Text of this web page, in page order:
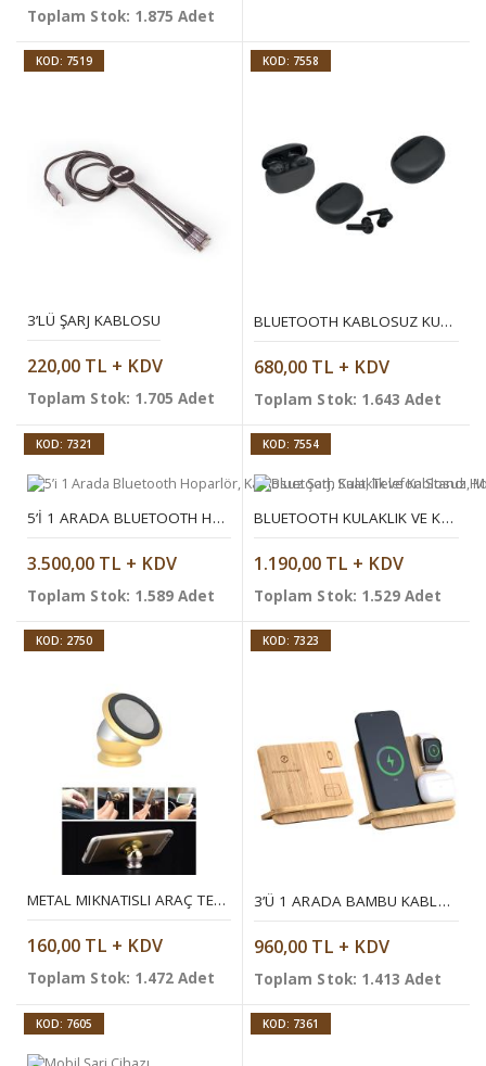
Toplam Stok: 1.875 Adet
KOD: 7519
3’LÜ ŞARJ KABLOSU
220,00 TL + KDV
Toplam Stok: 1.705 Adet
KOD: 7558
BLUETOOTH KABLOSUZ KULAKLIK
680,00 TL + KDV
Toplam Stok: 1.643 Adet
KOD: 7321
5’I 1 ARADA BLUETOOTH HOPARLÖR, KABLOSUZ ŞARJ, SAAT, TELEFON STANDI, MASA LAMBASI
3.500,00 TL + KDV
Toplam Stok: 1.589 Adet
KOD: 7554
BLUETOOTH KULAKLIK VE KABLOSUZ HOPARLÖR
1.190,00 TL + KDV
Toplam Stok: 1.529 Adet
KOD: 2750
METAL MIKNATISLI ARAÇ TELEFON STANDI
160,00 TL + KDV
Toplam Stok: 1.472 Adet
KOD: 7323
3’Ü 1 ARADA BAMBU KABLOSUZ ŞARJ STANDI
960,00 TL + KDV
Toplam Stok: 1.413 Adet
KOD: 7605 KOD: 7361